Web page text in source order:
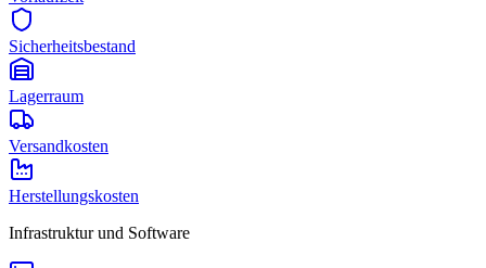
Sicherheitsbestand
Lagerraum
Versandkosten
Herstellungskosten
Infrastruktur und Software